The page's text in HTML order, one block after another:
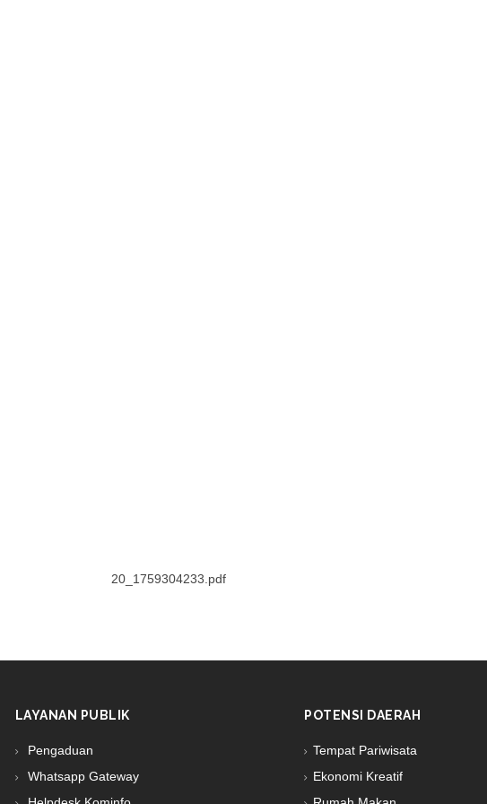
20_1759304233.pdf
LAYANAN PUBLIK
Pengaduan
Whatsapp Gateway
POTENSI DAERAH
Tempat Pariwisata
Ekonomi Kreatif